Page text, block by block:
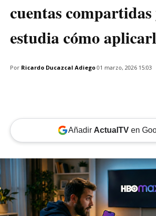
cuentas
estudia cómo
Por Ricardo Ducazcal Adiego 01 marzo, 2026 15:03
Añadir ActualTVen